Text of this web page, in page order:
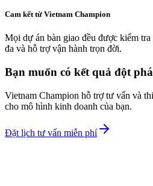
Cam kết từ Vietnam Champion
Mọi dự án bàn giao đều được kiểm
đa và hỗ trợ vận hành trọn đời.
Bạn muốn có kết quả đột
Vietnam Champion hỗ trợ tư vấn và
cho mô hình kinh doanh của bạn.
Đặt lịch tư vấn miễn phí